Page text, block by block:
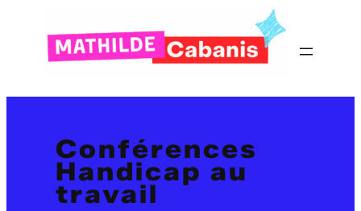
Conférences
Handicap au
travail